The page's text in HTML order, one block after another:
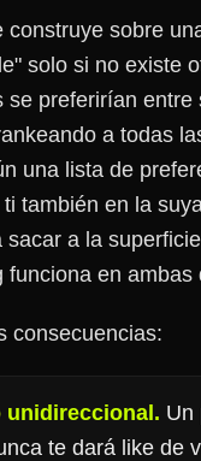
construye sobre
solo si no existe
se preferirían entre
a todas
una lista de
también en la
sacar a la
funciona en ambas
consecuencias:
unidireccional. Un
te dará like de